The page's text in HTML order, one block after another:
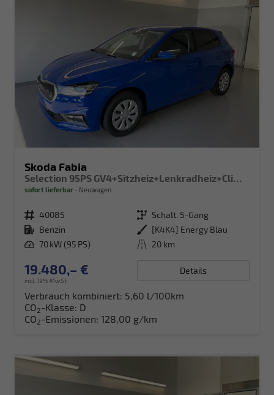
Skoda Fabia
Selection 95PS GV4+Sitzheiz+Lenkradheiz+Climatronic+Sunset+AppConnect+PDC
sofort lieferbar Neuwagen
Fahrzeugnr. 40085 Getriebe Schalt. 5-Gang
Kraftstoff Benzin Außenfarbe [K4K4] Energy Blau
Leistung 70 kW (95 PS) Kilometerstand 20 km
19.480,– €
incl. 19% MwSt.
Details
Verbrauch kombiniert: 5,60 l/100km
CO2-Klasse: D
CO2-Emissionen: 128,00 g/km